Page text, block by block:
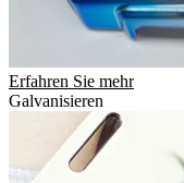
Erfahren Sie mehr
Galvanisieren